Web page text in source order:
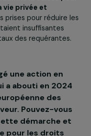
de l’Affaire des Six
Carême, en
audience
agi d’un moment très
monde entier. Cela
d’autant plus
la Suisse
la vie privée et